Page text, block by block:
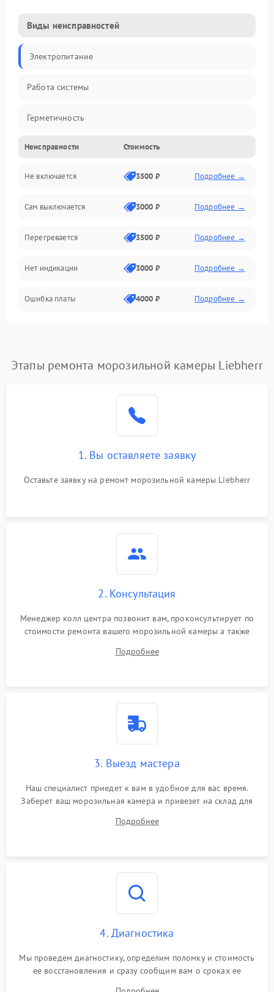
Виды неисправностей
Электропитание
Работа системы
Герметичность
Механика
Неисправности Стоимость
Не включается 3500 ₽ Подробнее →
Сам выключается 3000 ₽ Подробнее →
Перегревается 3500 ₽ Подробнее →
Нет индикации 3000 ₽ Подробнее →
Ошибка платы 4000 ₽ Подробнее →
Этапы ремонта морозильной камеры Liebherr
1. Вы оставляете заявку
Оставьте заявку на ремонт морозильной камеры Liebherr
2. Консультация
Менеджер колл центра позвонит вам, проконсультирует по
стоимости ремонта вашего морозильной камеры а также
Подробнее
3. Выезд мастера
Наш специалист приедет к вам в удобное для вас время.
Заберет ваш морозильная камера и привезет на склад для
Подробнее
4. Диагностика
Мы проведем диагностику, определим поломку и стоимость
ее восстановления и сразу сообщим вам о сроках ее